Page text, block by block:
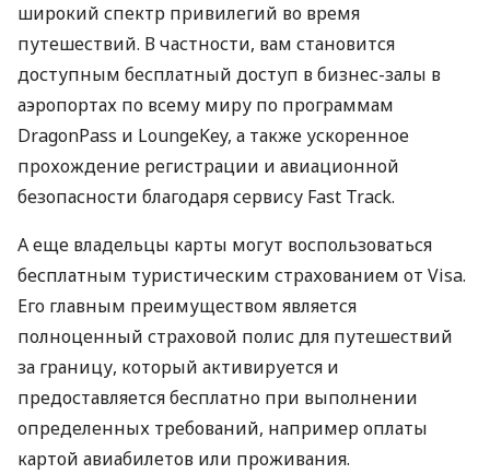
широкий спектр привилегий во время
путешествий. В частности, вам становится
доступным бесплатный доступ в бизнес-залы в
аэропортах по всему миру по программам
DragonPass и LoungeKey, а также ускоренное
прохождение регистрации и авиационной
безопасности благодаря сервису Fast Track.
А еще владельцы карты могут воспользоваться
бесплатным туристическим страхованием от Visa.
Его главным преимуществом является
полноценный страховой полис для путешествий
за границу, который активируется и
предоставляется бесплатно при выполнении
определенных требований, например оплаты
картой авиабилетов или проживания.